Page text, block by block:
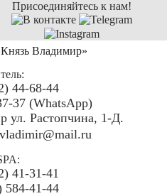
Присоединяйтесь к нам!
44-68-44
37 (WhatsApp)
ул. Растопчина, 1-Д.
41-31-41
584-41-44